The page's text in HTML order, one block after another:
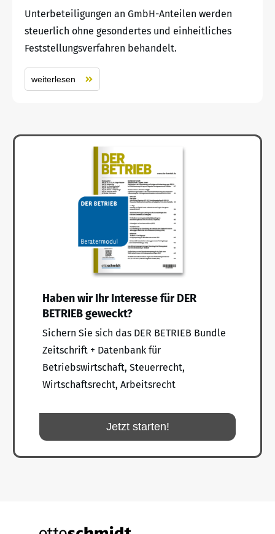
Unterbeteiligungen an GmbH-Anteilen werden
steuerlich ohne gesondertes und einheitliches
Feststellungsverfahren behandelt.
weiterlesen
Haben wir Ihr Interesse für DER
BETRIEB geweckt?
Sichern Sie sich das DER BETRIEB Bundle
Zeitschrift + Datenbank für
Betriebswirtschaft, Steuerrecht,
Wirtschaftsrecht, Arbeitsrecht
Jetzt starten!